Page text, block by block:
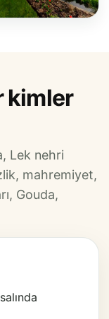
kimler
Lek nehri
mahremiyet,
Gouda,